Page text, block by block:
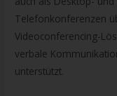
Telefonkonferenzen
Videoconferencing-
verbale
unterstützt.